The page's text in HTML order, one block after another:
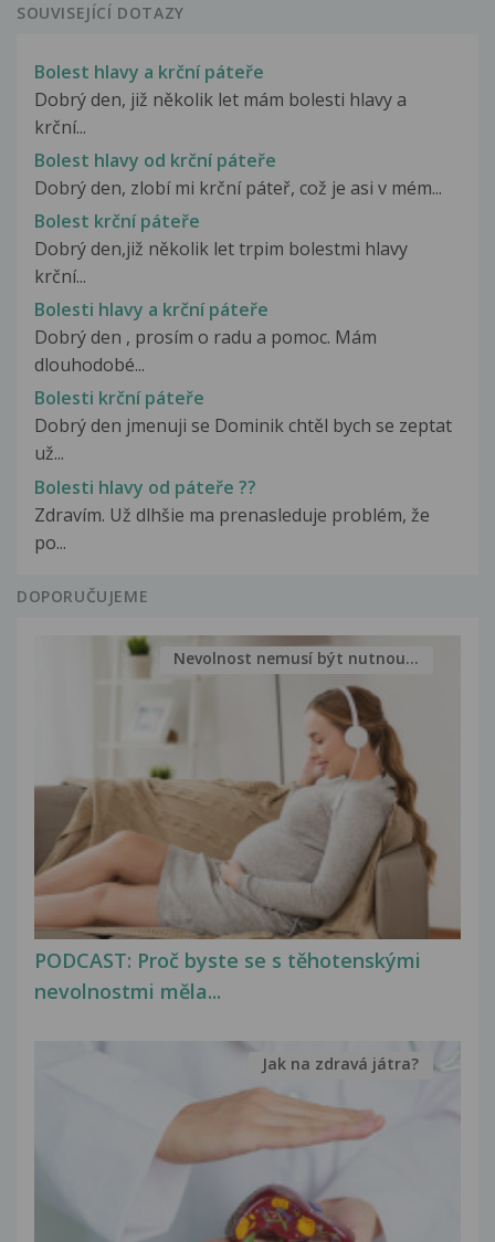
SOUVISEJÍCÍ DOTAZY
Bolest hlavy a krční páteře
Dobrý den, již několik let mám bolesti hlavy a
krční...
Bolest hlavy od krční páteře
Dobrý den, zlobí mi krční páteř, což je asi v mém...
Bolest krční páteře
Dobrý den,již několik let trpim bolestmi hlavy
krční...
Bolesti hlavy a krční páteře
Dobrý den , prosím o radu a pomoc. Mám
dlouhodobé...
Bolesti krční páteře
Dobrý den jmenuji se Dominik chtěl bych se zeptat
už...
Bolesti hlavy od páteře ??
Zdravím. Už dlhšie ma prenasleduje problém, že
po...
DOPORUČUJEME
PODCAST: Proč byste se s těhotenskými
nevolnostmi měla...
Nevolnost nemusí být nutnou...
Jak na zdravá játra?